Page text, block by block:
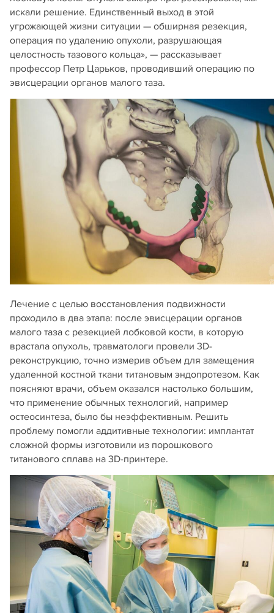
искали решение. Единственный выход в этой
угрожающей жизни ситуации — обширная резекция,
операция по удалению опухоли, разрушающая
целостность тазового кольца», — рассказывает
профессор Петр Царьков, проводивший операцию по
эвисцерации органов малого таза.
Лечение с целью восстановления подвижности
проходило в два этапа: после эвисцерации органов
малого таза с резекцией лобковой кости, в которую
врастала опухоль, травматологи провели 3D-
реконструкцию, точно измерив объем для замещения
удаленной костной ткани титановым эндопротезом. Как
поясняют врачи, объем оказался настолько большим,
что применение обычных технологий, например
остеосинтеза, было бы неэффективным. Решить
проблему помогли аддитивные технологии: имплантат
сложной формы изготовили из порошкового
титанового сплава на 3D-принтере.